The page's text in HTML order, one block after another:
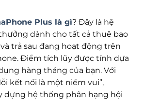
Plus là gì? Đây là hệ
dành cho tất cả thuê bao
trả sau đang hoạt động trên
Điểm tích lũy được tính dựa
hàng tháng của bạn. Với
kết nối là một niềm vui”,
dựng hệ thống phân hạng hội